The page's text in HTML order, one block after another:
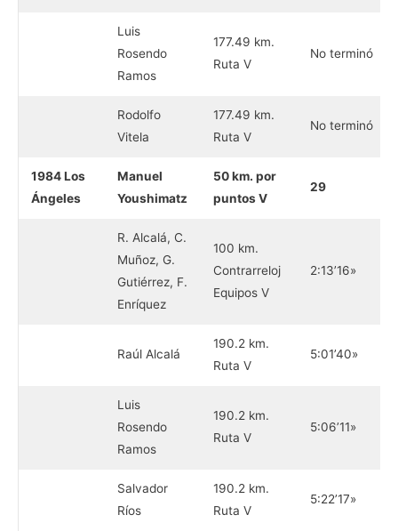
Luis
Rosendo
Ramos
177.49 km.
Ruta V
No terminó
Rodolfo
Vitela
177.49 km.
Ruta V
No terminó
1984 Los
Ángeles
Manuel
Youshimatz
50 km. por
puntos V
29
R. Alcalá, C.
Muñoz, G.
Gutiérrez, F.
Enríquez
100 km.
Contrarreloj
Equipos V
2:13’16»
Raúl Alcalá
190.2 km.
Ruta V
5:01’40»
Luis
Rosendo
Ramos
190.2 km.
Ruta V
5:06’11»
Salvador
Ríos
190.2 km.
Ruta V
5:22’17»